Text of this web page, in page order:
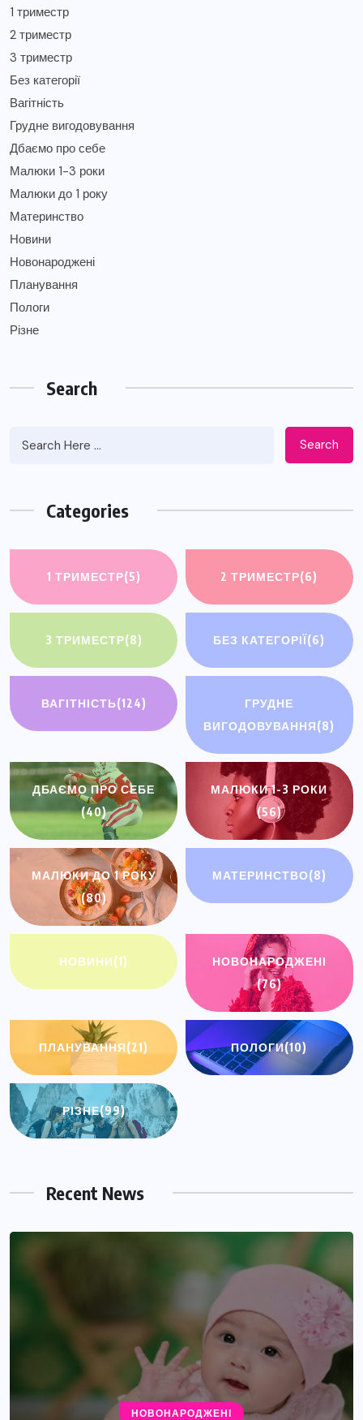
1 триместр
2 триместр
3 триместр
Без категорії
Вагітність
Грудне вигодовування
Дбаємо про себе
Малюки 1-3 роки
Малюки до 1 року
Материнство
Новини
Новонароджені
Планування
Пологи
Різне
Search
Search
Categories
1 ТРИМЕСТР(5) 2 ТРИМЕСТР(6)
3 ТРИМЕСТР(8) БЕЗ КАТЕГОРІЇ(6)
ВАГІТНІСТЬ(124)
ГРУДНЕ
ВИГОДОВУВАННЯ(8)
ДБАЄМО ПРО СЕБЕ
(40)
МАЛЮКИ 1-3 РОКИ
(56)
МАЛЮКИ ДО 1 РОКУ
(80)
МАТЕРИНСТВО(8)
НОВИНИ(1)
НОВОНАРОДЖЕНІ
(76)
ПЛАНУВАННЯ(21) ПОЛОГИ(10)
РІЗНЕ(99)
Recent News
НОВОНАРОДЖЕНІ